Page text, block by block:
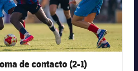
de contacto (2-1)